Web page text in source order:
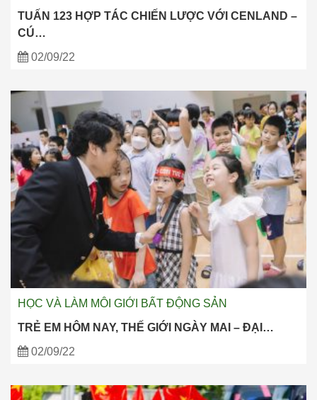
TUẤN 123 HỢP TÁC CHIẾN LƯỢC VỚI CENLAND –
CÚ…
02/09/22
HỌC VÀ LÀM MÔI GIỚI BẤT ĐỘNG SẢN
TRẺ EM HÔM NAY, THẾ GIỚI NGÀY MAI – ĐẠI…
02/09/22